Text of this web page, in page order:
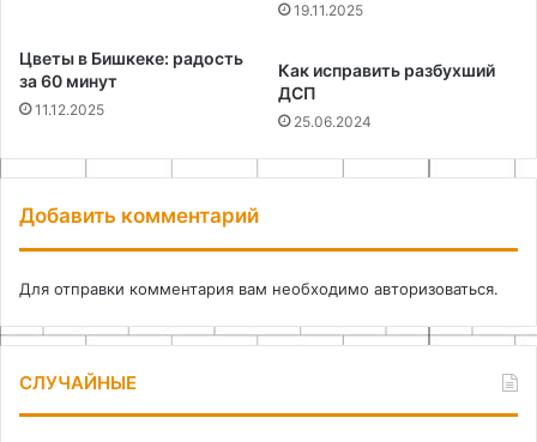
19.11.2025
Цветы в Бишкеке: радость
за 60 минут
11.12.2025
Как исправить разбухший
ДСП
25.06.2024
Добавить комментарий
Для отправки комментария вам необходимо авторизоваться.
СЛУЧАЙНЫЕ